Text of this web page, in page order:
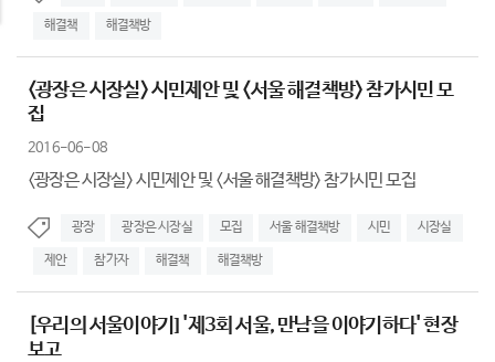
해결책 해결책방
<광장은 시장실> 시민제안 및 <서울 해결책방> 참가시민 모
집
2016-06-08
<광장은 시장실> 시민제안 및 <서울 해결책방> 참가시민 모집
광장 광장은 시장실 모집 서울 해결책방 시민 시장실
제안 참가자 해결책 해결책방
[우리의 서울이야기] '제3회 서울, 만남을 이야기하다' 현장
보고